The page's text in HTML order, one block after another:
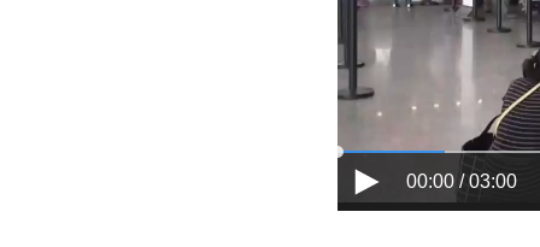
00:00 / 03:00